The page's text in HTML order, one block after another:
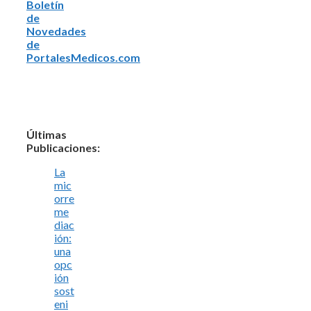
Boletín
de
Novedades
de
PortalesMedicos.com
Últimas
Publicaciones:
La
mic
orre
me
diac
ión:
una
opc
ión
sost
eni